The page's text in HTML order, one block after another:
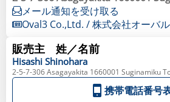
メール通知を受け取る
Oval3 Co.,Ltd. / 株式会社オーバ
販売主 姓／名前
Hisashi Shinohara
2-5-7-306 Asagayakita 1660001 Suginamiku
携帯電話番号